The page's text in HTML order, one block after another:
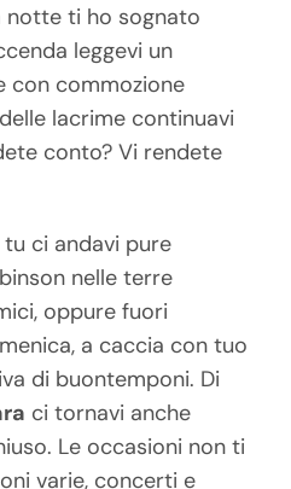
notte ti ho sognato
leggevi un
con commozione
lacrime continuavi
conto? Vi rendete
ci andavi pure
nelle terre
oppure fuori
a caccia con tuo
di buontemponi. Di
ci tornavi anche
Le occasioni non ti
varie, concerti e